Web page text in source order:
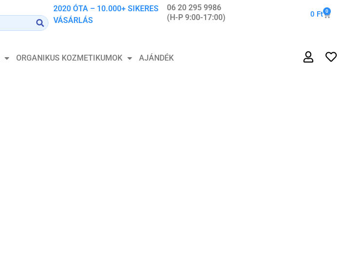
2020 ÓTA – 10.000+ SIKERES
VÁSÁRLÁS
06 20 295 9986
(H-P 9:00-17:00)
0 Ft 0
ORGANIKUS KOZMETIKUMOK
AJÁNDÉK